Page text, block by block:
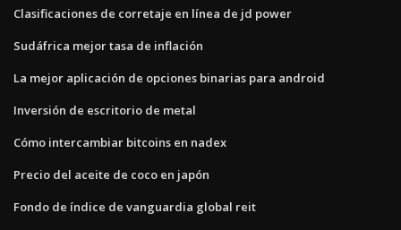
Clasificaciones de corretaje en línea de jd power
Sudáfrica mejor tasa de inflación
La mejor aplicación de opciones binarias para android
Inversión de escritorio de metal
Cómo intercambiar bitcoins en nadex
Precio del aceite de coco en japón
Fondo de índice de vanguardia global reit